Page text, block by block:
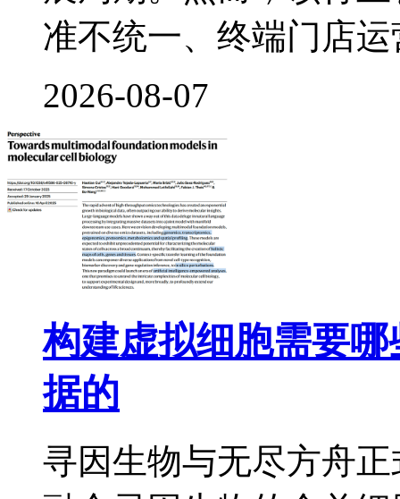
准不统一、终端门店运
2026-08-07
构建虚拟细胞需要
据的
寻因生物与无尽方舟